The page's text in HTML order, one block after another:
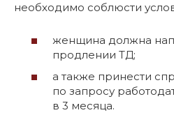
необходимо соблюсти
женщина должна
продлении ТД;
а также принести
по запросу
в 3 месяца.